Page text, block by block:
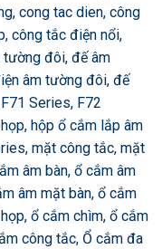
cong tac dien, công
công tắc điện nổi,
tường đôi, đế âm
âm tường đôi, đế
Series, F72
hộp ổ cắm lắp âm
mặt công tắc, mặt
âm bàn, ổ cắm âm
âm mặt bàn, ổ cắm
ổ cắm chìm, ổ cắm
công tắc, Ổ cắm đa